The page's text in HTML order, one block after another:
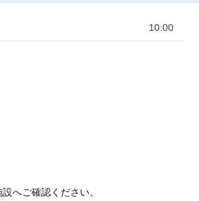
10:00
へご確認ください。